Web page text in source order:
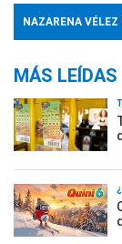
NAZARENA VÉLEZ
MÁS LEÍDAS